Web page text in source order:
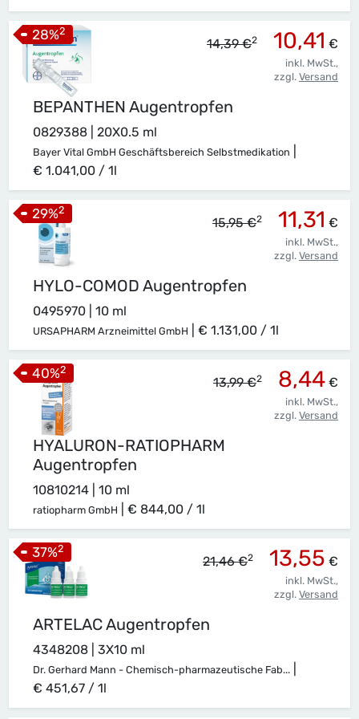
BEPANTHEN Augentropfen
0829388 | 20X0.5 ml
Bayer Vital GmbH Geschäftsbereich Selbstmedikation
€ 1.041,00 / 1l
14,39 €2 10,41 €
inkl. MwSt.,
zzgl. Versand
28%2
HYLO-COMOD Augentropfen
0495970 | 10 ml
URSAPHARM Arzneimittel GmbH € 1.131,00 / 1l
15,95 €2 11,31 €
inkl. MwSt.,
zzgl. Versand
29%2
HYALURON-RATIOPHARM
Augentropfen
10810214 | 10 ml
ratiopharm GmbH € 844,00 / 1l
13,99 €2 8,44 €
inkl. MwSt.,
zzgl. Versand
40%2
ARTELAC Augentropfen
4348208 | 3X10 ml
Dr. Gerhard Mann - Chemisch-pharmazeutische Fab...
€ 451,67 / 1l
21,46 €2 13,55 €
inkl. MwSt.,
zzgl. Versand
37%2